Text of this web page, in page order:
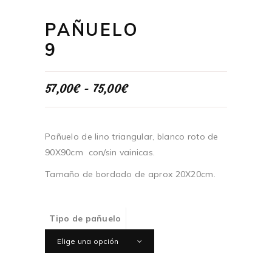
PAÑUELO
9
57,00€ - 75,00€Rango
precios:
57,00€
hasta
75,00€
Pañuelo de lino triangular, blanco roto de
90X90cm con/sin vainicas.
Tamaño de bordado de aprox 20X20cm.
Tipo de pañuelo
Elige una opción